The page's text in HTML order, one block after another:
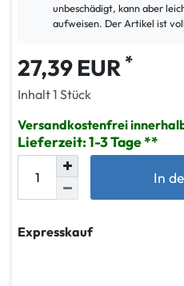
unbeschädigt, kann aber
aufweisen. Der Artikel ist
27,39 EUR *
Inhalt1 Stück
Versandkostenfrei
Lieferzeit: 1-3 Tage
In
Expresskauf